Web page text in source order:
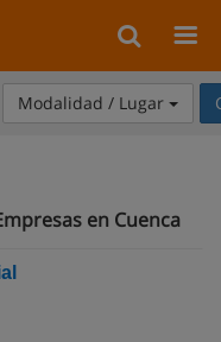
Modalidad / Lugar
en Cuenca